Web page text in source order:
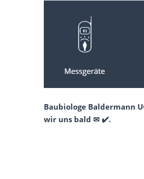
Baubiologe Baldermann
wir uns bald ✉ ✔️.